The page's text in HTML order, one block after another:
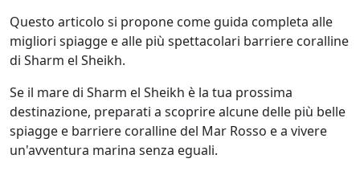
Questo articolo si propone come guida completa alle
migliori spiagge e alle più spettacolari barriere coralline
di Sharm el Sheikh.
Se il mare di Sharm el Sheikh è la tua prossima
destinazione, preparati a scoprire alcune delle più belle
spiagge e barriere coralline del Mar Rosso e a vivere
un'avventura marina senza eguali.